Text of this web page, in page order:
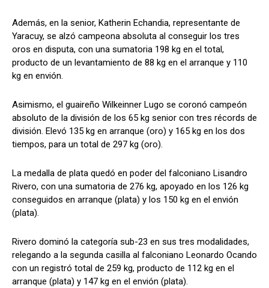
Además, en la senior, Katherin Echandia, representante de
Yaracuy, se alzó campeona absoluta al conseguir los tres
oros en disputa, con una sumatoria 198 kg en el total,
producto de un levantamiento de 88 kg en el arranque y 110
kg en envión.
Asimismo, el guaireño Wilkeinner Lugo se coronó campeón
absoluto de la división de los 65 kg senior con tres récords de
división. Elevó 135 kg en arranque (oro) y 165 kg en los dos
tiempos, para un total de 297 kg (oro).
La medalla de plata quedó en poder del falconiano Lisandro
Rivero, con una sumatoria de 276 kg, apoyado en los 126 kg
conseguidos en arranque (plata) y los 150 kg en el envión
(plata).
Rivero dominó la categoría sub-23 en sus tres modalidades,
relegando a la segunda casilla al falconiano Leonardo Ocando
con un registró total de 259 kg, producto de 112 kg en el
arranque (plata) y 147 kg en el envión (plata).